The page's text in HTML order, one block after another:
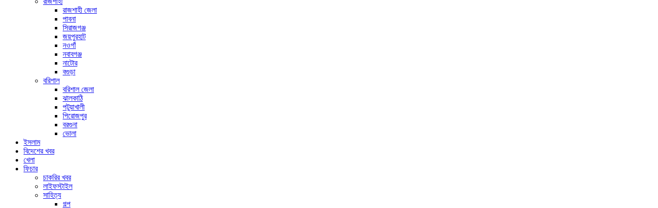
রাজশাহী জেলা
পাবনা
সিরাজগঞ্জ
জয়পুরহাট
নওগাঁ
নবাবগঞ্জ
নাটোর
বগুড়া
বরিশাল
বরিশাল জেলা
ঝালকাঠি
পটুয়াখালী
পিরোজপুর
বরগুনা
ভোলা
ইসলাম
বিদেশের খবর
খেলা
ফিচার
চাকরির খবর
লাইফস্টাইল
সাহিত্য
গল্প